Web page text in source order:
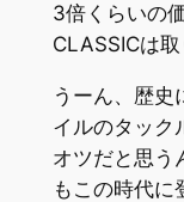
3倍くらいの
CLASSICは取
うーん、歴史
イルのタック
オツだと思う
もこの時代に